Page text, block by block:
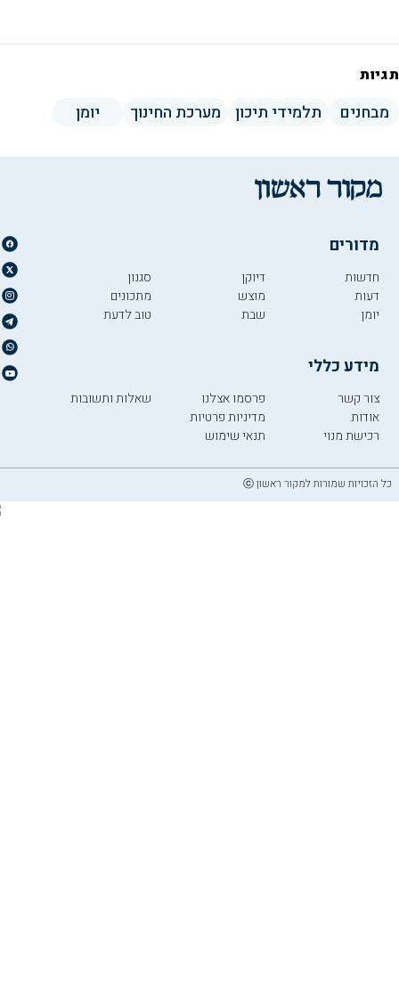
תגיות
מבחנים תלמידי תיכון מערכת החינוך יומן
מדורים
חדשות
דעות
יומן
דיוקן
מוצש
שבת
סגנון
מתכונים
טוב לדעת
מידע כללי
צור קשר
אודות
רכישת מנוי
פרסמו אצלנו
מדיניות פרטיות
תנאי שימוש
שאלות ותשובות
כל הזכויות שמורות למקור ראשון ⓒ